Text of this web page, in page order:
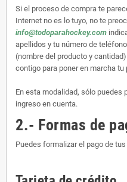
Si el proceso de compra te
Internet no es lo tuyo, no te
info@todoparahockey.com
apellidos y tu número de
(nombre del producto y
contigo para poner en marcha tu
En esta modalidad, sólo puedes
ingreso en cuenta.
2.- Formas de
Puedes formalizar el pago de